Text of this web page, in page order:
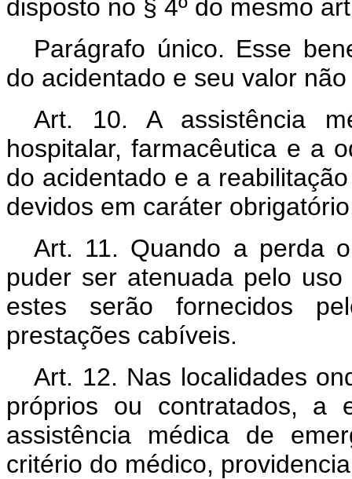
disposto no § 4º do mesmo
Parágrafo único. Esse
do acidentado e seu valor
Art. 10. A assistência
hospitalar, farmacêutica e a
do acidentado e a
devidos em caráter
Art. 11. Quando a perda
puder ser atenuada pelo
estes serão fornecidos
prestações cabíveis.
Art. 12. Nas localidades
próprios ou contratados, a
assistência médica de
critério do médico,